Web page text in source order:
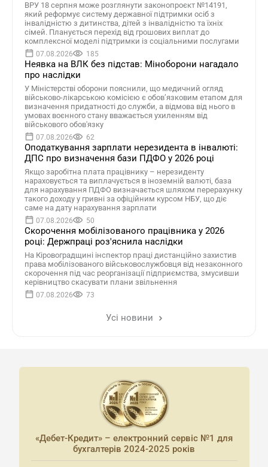
ВРУ 18 серпня може розглянути законопроєкт №14191,
який реформує систему державної підтримки осіб з
інвалідністю з дитинства, дітей з інвалідністю та їхніх
сімей. Планується перехід від грошових виплат до
комплексної моделі підтримки із соціальними послугами
07.08.2026 185
Неявка на ВЛК без підстав: Міноборони нагадало
про наслідки
У Міністерстві оборони пояснили, що медичний огляд
військово-лікарською комісією є обов’язковим етапом для
визначення придатності до служби, а відмова від нього в
умовах воєнного стану вважається ухиленням від
військового обов'язку
07.08.2026 62
Оподаткування зарплати нерезидента в інвалюті:
ДПС про визначення бази ПДФО у 2026 році
Якщо заробітна плата працівнику – нерезиденту
нараховується та виплачується в іноземній валюті, база
для нарахування ПДФО визначається шляхом перерахунку
такого доходу у гривні за офіційним курсом НБУ, що діє
саме на дату нарахування зарплати
07.08.2026 50
Скорочення мобілізованого працівника у 2026
році: Держпраці роз'яснила наслідки
На Кіровоградщині інспектор праці дистанційно захистив
права мобілізованого військовослужбовця від незаконного
скорочення під час реорганізації підприємства, змусивши
керівництво скасувати плани звільнення
07.08.2026 73
Усі новини
«Дебет-Кредит» – електронний сервіс №1 для
бухгалтерів 2024-2025 років